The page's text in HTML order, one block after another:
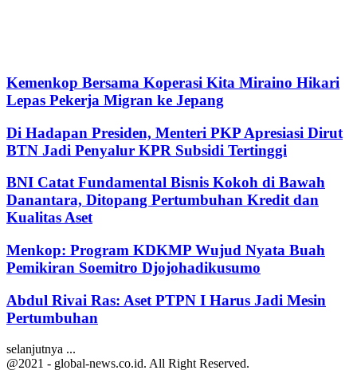
Kemenkop Bersama Koperasi Kita Miraino Hikari
Lepas Pekerja Migran ke Jepang
Di Hadapan Presiden, Menteri PKP Apresiasi Dirut
BTN Jadi Penyalur KPR Subsidi Tertinggi
BNI Catat Fundamental Bisnis Kokoh di Bawah
Danantara, Ditopang Pertumbuhan Kredit dan
Kualitas Aset
Menkop: Program KDKMP Wujud Nyata Buah
Pemikiran Soemitro Djojohadikusumo
Abdul Rivai Ras: Aset PTPN I Harus Jadi Mesin
Pertumbuhan
selanjutnya ...
@2021 - global-news.co.id. All Right Reserved.